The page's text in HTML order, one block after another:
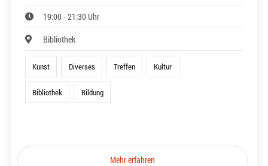
19:00 - 21:30 Uhr
Bibliothek
Kunst Diverses Treffen Kultur
Bibliothek Bildung
Mehr erfahren